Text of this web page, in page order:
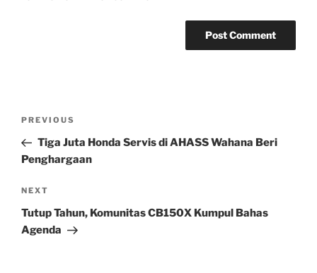
Previous
Post
PREVIOUS
Tiga Juta Honda Servis di AHASS Wahana Beri
Penghargaan
Next
Post
NEXT
Tutup Tahun, Komunitas CB150X Kumpul Bahas
Agenda